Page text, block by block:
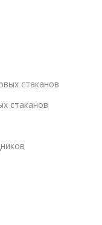
стаканов
стаканов